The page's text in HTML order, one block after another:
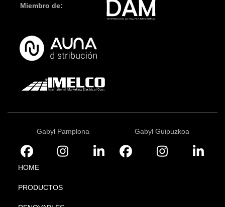
Miembro de:
Gabyl Pamplona Gabyl Guipuzkoa
HOME
PRODUCTOS